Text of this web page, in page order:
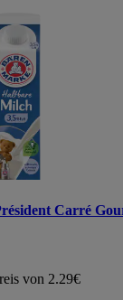
Carré
von 2.29€